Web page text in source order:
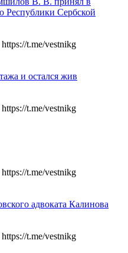
Республики Сербской
t.me/vestnikg
и остался жив
t.me/vestnikg
t.me/vestnikg
адвоката Калинова
t.me/vestnikg